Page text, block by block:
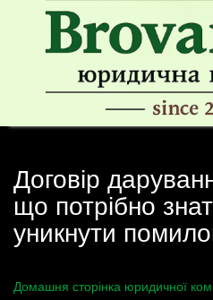
Договір
що потрібно
уникнути
Домашня сторінка юридичної